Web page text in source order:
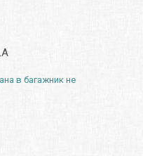
в багажник не